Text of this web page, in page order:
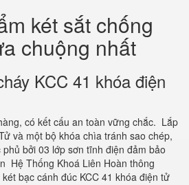
két sắt chống
chuộng nhất
KCC 41 khóa điện
có kết cấu an toàn vững chắc. Lắp
và một bộ khóa chìa tránh sao chép,
bởi 03 lớp sơn tĩnh điện đảm bảo
Hệ Thống Khoá Liên Hoàn thông
bạc cánh đúc KCC 41 khóa điện tử